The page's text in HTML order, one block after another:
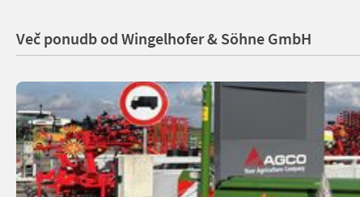
Več ponudb od Wingelhofer & Söhne GmbH